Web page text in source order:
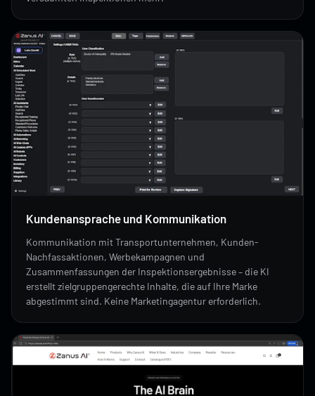
Kundenansprache und Kommunikation
Kommunikation mit Transportunternehmen, Kunden-
Nachfassaktionen, Werbekampagnen und
Zusammenfassungen der Inspektionsergebnisse – die KI
erstellt zielgruppengerechte Inhalte, die auf Ihre Marke
abgestimmt sind. Keine Marketingagentur erforderlich.